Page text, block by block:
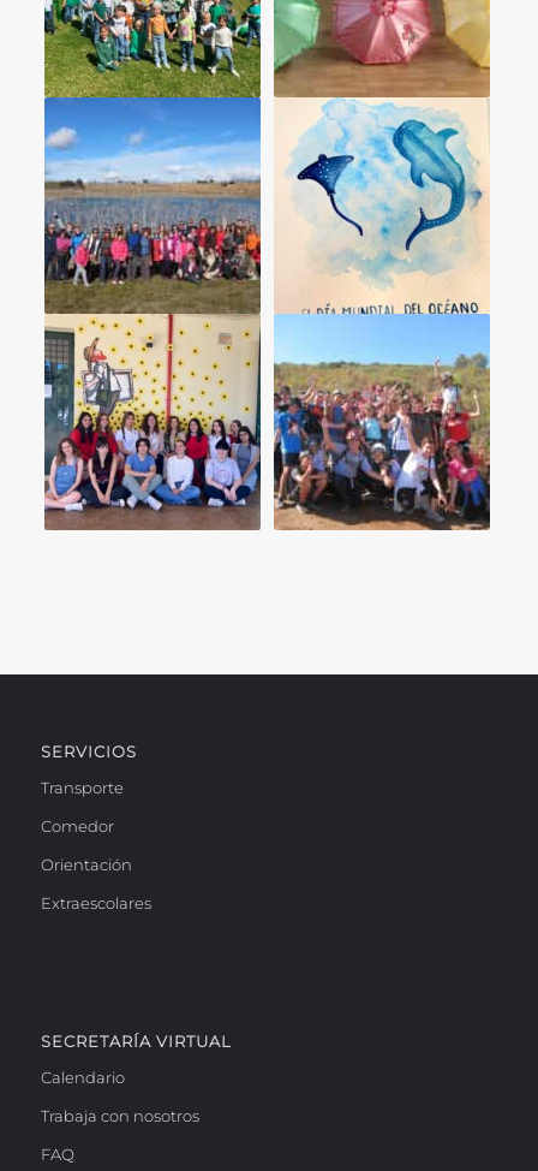
SERVICIOS
Transporte
Comedor
Orientación
Extraescolares
SECRETARÍA VIRTUAL
Calendario
Trabaja con nosotros
FAQ